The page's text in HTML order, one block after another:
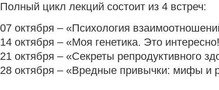
Полный цикл лекций состоит из 4 встреч:
07 октября – «Психология
14 октября – «Моя генетика. Это
21 октября – «Секреты репродуктивного
28 октября – «Вредные привычки: мифы и